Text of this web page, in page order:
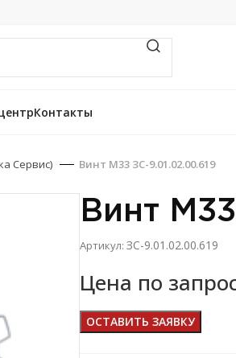
Контакты
Сервис) Винт М33 ЗС-9.01.02.00.619
Винт
Артикул: ЗС-9.01.02.00.619
Цена по
ОСТАВИТЬ ЗАЯВКУ